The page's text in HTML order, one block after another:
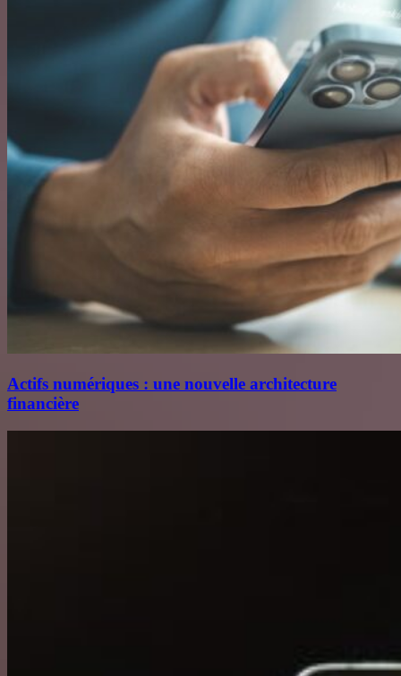
Actifs numériques : une nouvelle architecture
financière